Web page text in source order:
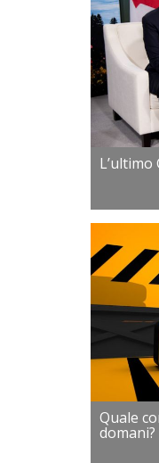
L’ultimo
Quale
domani?